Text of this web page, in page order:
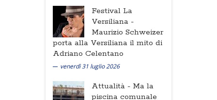
Festival La
Versiliana -
Maurizio Schweizer
porta alla Versiliana il mito di
Adriano Celentano
venerdì 31 luglio 2026
Attualità - Ma la
piscina comunale